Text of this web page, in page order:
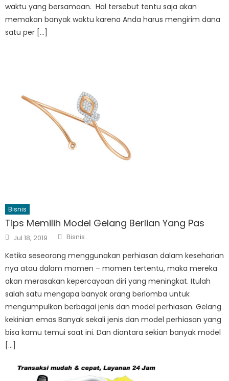
waktu yang bersamaan. Hal tersebut tentu saja akan
memakan banyak waktu karena Anda harus mengirim dana
satu per […]
Bisnis
Tips Memilih Model Gelang Berlian Yang Pas
Posted
on
Jul 18, 2019 Author
Bisnis
Ketika seseorang menggunakan perhiasan dalam keseharian
nya atau dalam momen – momen tertentu, maka mereka
akan merasakan kepercayaan diri yang meningkat. Itulah
salah satu mengapa banyak orang berlomba untuk
mengumpulkan berbagai jenis dan model perhiasan. Gelang
kekinian emas Banyak sekali jenis dan model perhiasan yang
bisa kamu temui saat ini. Dan diantara sekian banyak model
[…]